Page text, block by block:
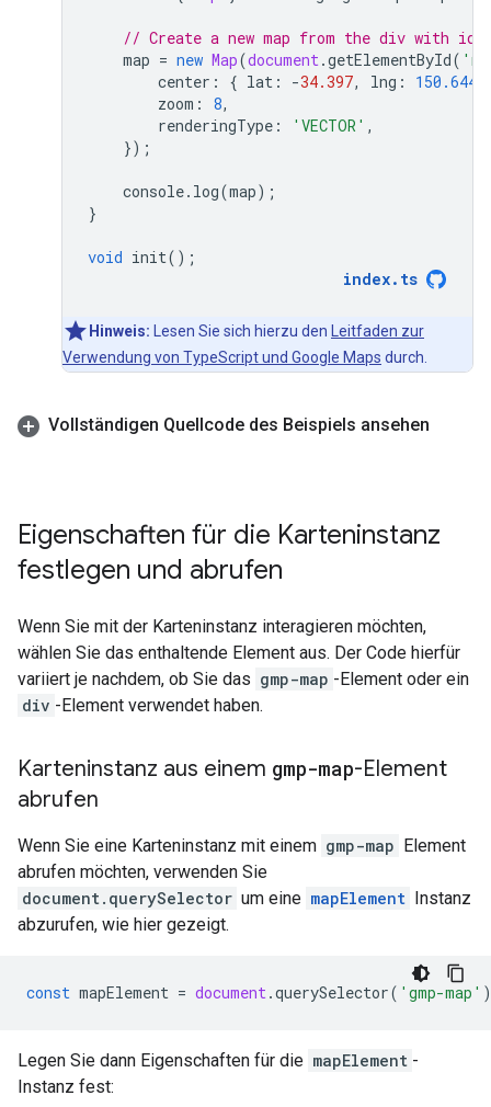
// Create a new map from the div with
map = new Map(document.getElementById(
center : { lat : -34.397, lng : 150.644
zoom : 8,
renderingType : 'VECTOR' ,
});
console. log(map);
}
void init();
index. ts
Hinweis: Lesen Sie sich hierzu den
Leitfaden zur
Verwendung von TypeScript und Google Maps durch.
Vollständigen Quellcode des Beispiels ansehen
Eigenschaften für die Karteninstanz
festlegen und abrufen
Wenn Sie mit der Karteninstanz interagieren möchten,
wählen Sie das enthaltende Element aus. Der Code hierfür
variiert je nachdem, ob Sie das gmp-map -Element oder ein
div -Element verwendet haben.
Karteninstanz aus einem gmp-map-Element
abrufen
Wenn Sie eine Karteninstanz mit einem gmp-map Element
abrufen möchten, verwenden Sie
document.querySelector um eine mapElement Instanz
abzurufen, wie hier gezeigt.
const mapElement = document.querySelector( 'gmp-map' )
Legen Sie dann Eigenschaften für die mapElement -
Instanz fest: